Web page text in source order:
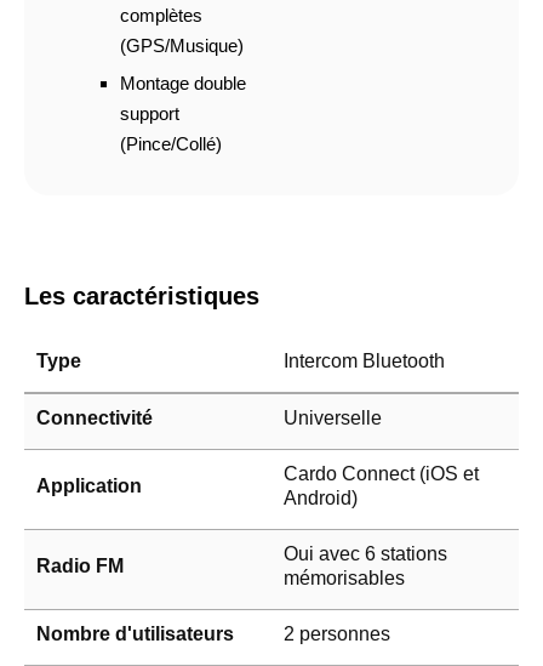
complètes
(GPS/Musique)
Montage double
support
(Pince/Collé)
Les caractéristiques
Type Intercom Bluetooth
Connectivité Universelle
Application
Cardo Connect (iOS et
Android)
Radio FM
Oui avec 6 stations
mémorisables
Nombre d'utilisateurs 2 personnes